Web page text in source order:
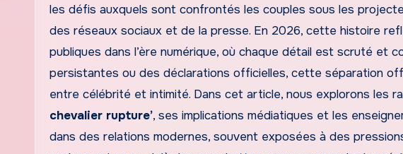
les défis auxquels sont confrontés les couples sous les
des réseaux sociaux et de la presse. En 2026, cette histoire
publiques dans l’ère numérique, où chaque détail est scruté et
persistantes ou des déclarations officielles, cette séparation
entre célébrité et intimité. Dans cet article, nous explorons les
chevalier rupture’, ses implications médiatiques et les
dans des relations modernes, souvent exposées à des